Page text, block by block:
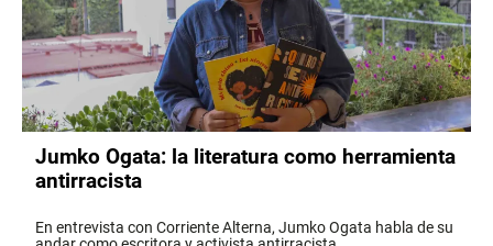
Jumko Ogata: la literatura como herramienta
antirracista
En entrevista con Corriente Alterna, Jumko Ogata habla de su